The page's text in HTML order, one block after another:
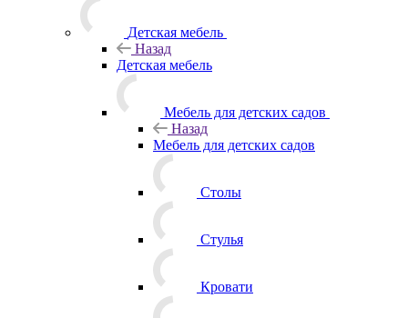
Детская мебель
Назад
Детская мебель
Мебель для детских садов
Назад
Мебель для детских садов
Столы
Стулья
Кровати